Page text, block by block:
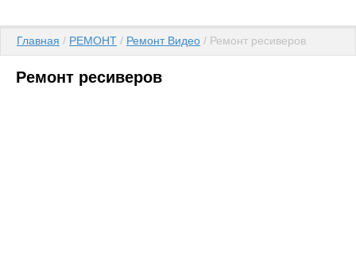
Главная / РЕМОНТ / Ремонт Видео / Ремонт ресиверов
Ремонт ресиверов